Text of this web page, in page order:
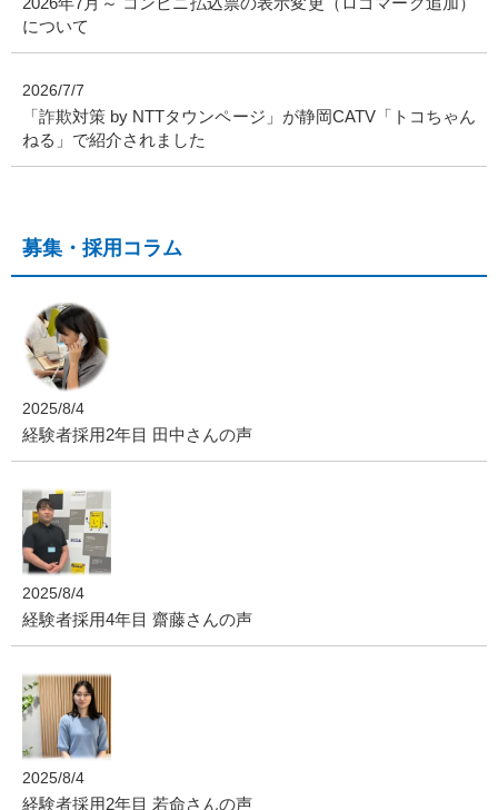
について
2026/7/7
「詐欺対策 by NTTタウンページ」が静岡CATV「トコちゃん
ねる」で紹介されました
募集・採用コラム
2025/8/4
経験者採用2年目 田中さんの声
2025/8/4
経験者採用4年目 齋藤さんの声
2025/8/4
経験者採用2年目 若命さんの声